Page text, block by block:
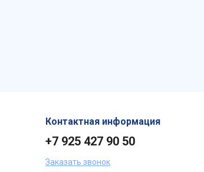
Контактная информация
+7 925 427 90 50
Заказать звонок